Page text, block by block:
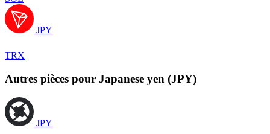
JPY
TRX
Autres pièces pour Japanese yen (JPY)
JPY